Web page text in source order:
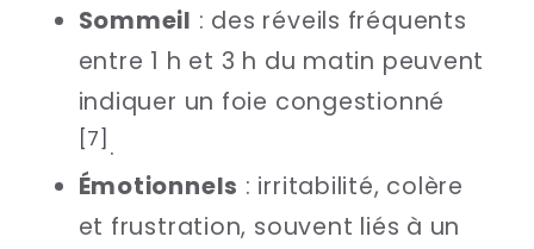
Sommeil : des réveils fréquents
entre 1 h et 3 h du matin peuvent
indiquer un foie congestionné
[7] .
Émotionnels : irritabilité, colère
et frustration, souvent liés à un